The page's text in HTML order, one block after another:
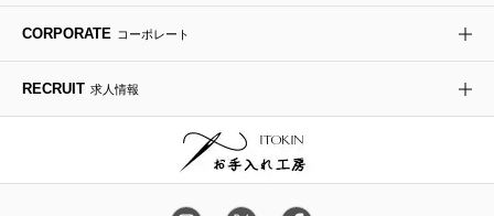
CORPORATE コーポレート
RECRUIT 求人情報